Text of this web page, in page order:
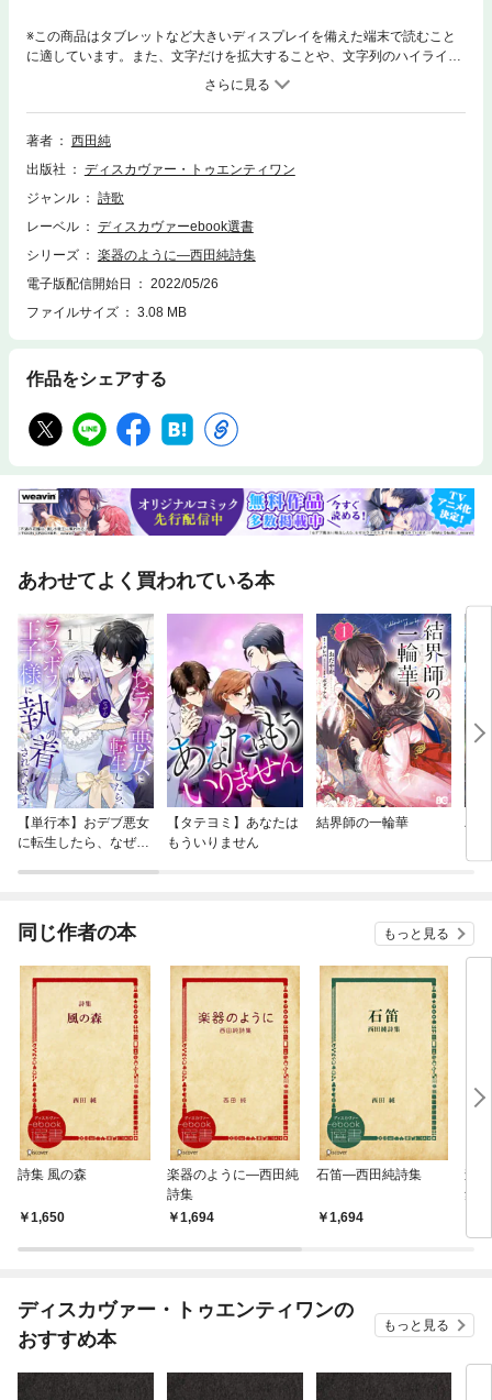
※この商品はタブレットなど大きいディスプレイを備えた端末で読むこと
に適しています。また、文字だけを拡大することや、文字列のハイライ
ト、検索、辞書の参照、引用などの機能が使用できません。自然の中に立
っていると、自分の体が楽器のように鳴らされている。自分という楽器
を、自分のまわりのものたちとできるだけ大きく深く共鳴し合いながら、
歌わせたい。歌声が言葉となって降り注ぐ詩集。（※本書は1999/03/01に
著者
西田純
出版社
ディスカヴァー・トゥエンティワン
ジャンル
詩歌
レーベル
ディスカヴァーebook選書
シリーズ
楽器のように―西田純詩集
電子版配信開始日
2022/05/26
ファイルサイズ
3.08 MB
作品をシェアする
あわせてよく買われている本
【単行本】おデブ悪女
に転生したら、なぜか
【タテヨミ】あなたは
もういりません
結界師の一輪華
バ
今
同じ作者の本 もっと見る
詩集 風の森
1,650
楽器のように―西田純
詩集
1,694
石笛―西田純詩集
1,694
森
集 (
ディスカヴァー・トゥエンティワンの
おすすめ本
もっと見る